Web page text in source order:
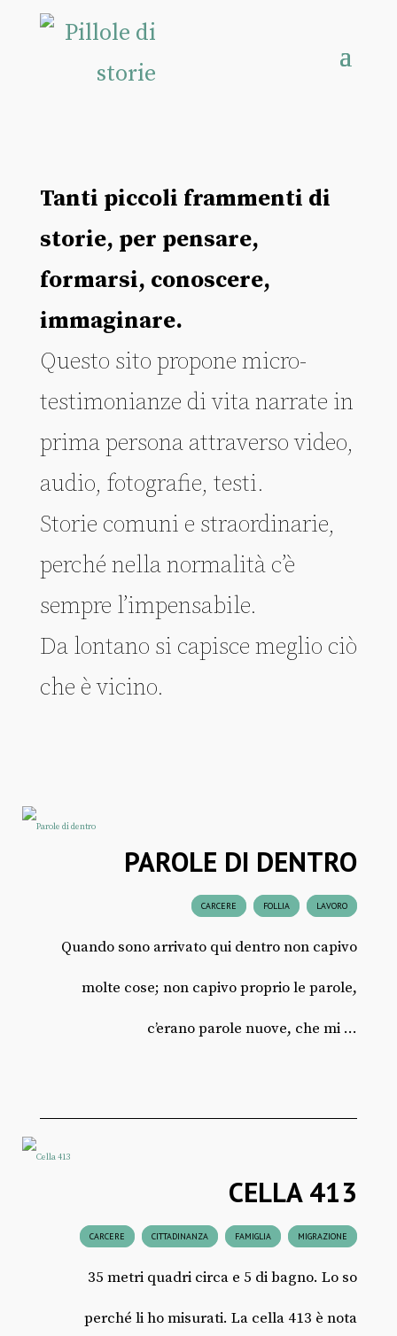
Tanti piccoli frammenti di
storie, per pensare,
formarsi, conoscere,
immaginare.
Questo sito propone micro-
testimonianze di vita narrate in
prima persona attraverso video,
audio, fotografie, testi.
Storie comuni e straordinarie,
perché nella normalità c’è
sempre l’impensabile.
Da lontano si capisce meglio ciò
che è vicino.
PAROLE DI DENTRO
CARCERE FOLLIA LAVORO
Quando sono arrivato qui dentro non capivo
molte cose; non capivo proprio le parole,
c’erano parole nuove, che mi ...
CELLA 413
CARCERE CITTADINANZA FAMIGLIA MIGRAZIONE
35 metri quadri circa e 5 di bagno. Lo so
perché li ho misurati. La cella 413 è nota